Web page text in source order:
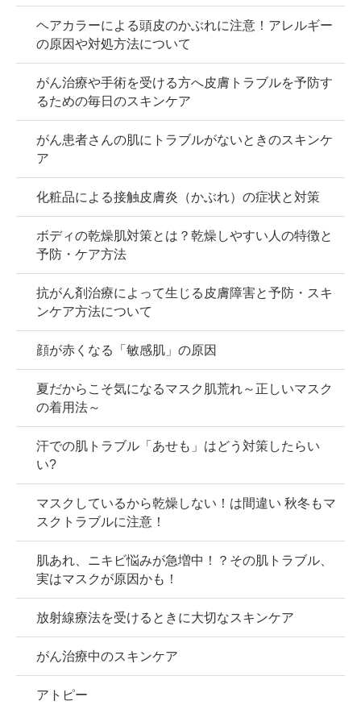
ヘアカラーによる頭皮のかぶれに注意！アレルギー
の原因や対処方法について
がん治療や手術を受ける方へ皮膚トラブルを予防す
るための毎日のスキンケア
がん患者さんの肌にトラブルがないときのスキンケ
ア
化粧品による接触皮膚炎（かぶれ）の症状と対策
ボディの乾燥肌対策とは？乾燥しやすい人の特徴と
予防・ケア方法
抗がん剤治療によって生じる皮膚障害と予防・スキ
ンケア方法について
顔が赤くなる「敏感肌」の原因
夏だからこそ気になるマスク肌荒れ～正しいマスク
の着用法～
汗での肌トラブル「あせも」はどう対策したらい
い?
マスクしているから乾燥しない！は間違い 秋冬もマ
スクトラブルに注意！
肌あれ、ニキビ悩みが急増中！？その肌トラブル、
実はマスクが原因かも！
放射線療法を受けるときに大切なスキンケア
がん治療中のスキンケア
アトピー